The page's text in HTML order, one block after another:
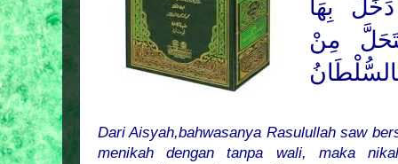
بِهَا
مِنْ
Dari Aisyah,bahwasanya Rasulullah saw
menikah dengan tanpa wali, maka